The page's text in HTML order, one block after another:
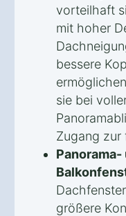
vorteilhaft
mit hoher
bessere
sie bei
Zugang zur
Panorama-
größere